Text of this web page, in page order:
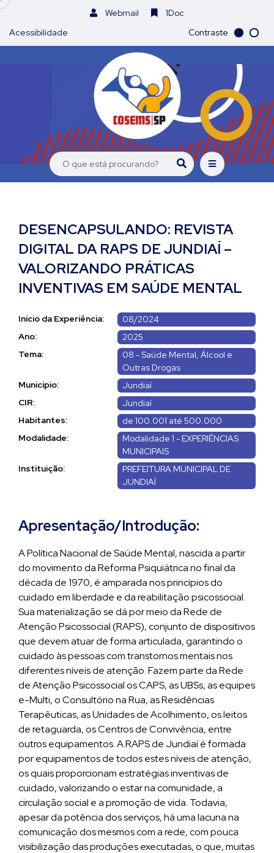
Webmail
1Doc
Acessibilidade
Contraste
DESENCAPSULANDO: REVISTA
DIGITAL DA RAPS DE JUNDIAÍ –
VALORIZANDO PRÁTICAS
INVENTIVAS EM SAÚDE MENTAL
Início da Experiência:
08/2024
Ano:
2025
Tema:
08 - Saúde Mental, Álcool e
Outras Drogas
Município:
Jundiaí
CIR:
Jundiaí
Habitantes:
de 100.001 até 500.000
Modalidade:
Modalidade 1 - EXPERIÊNCIAS
MUNICIPAIS
Instituição:
PREFEITURA MUNICIPAL DE
JUNDIAÍ
Apresentação/Introdução:
A Política Nacional de Saúde Mental, nascida a partir
do movimento da Reforma Psiquiátrica no final da
década de 1970, é amparada nos princípios do
cuidado em liberdade e da reabilitação psicossocial.
Sua materialização se dá por meio da Rede de
Atenção Psicossocial (RAPS), conjunto de dispositivos
que devem atuar de forma articulada, garantindo o
cuidado às pessoas com transtornos mentais nos
diferentes níveis de atenção. Fazem parte da Rede
de Atenção Psicossocial os CAPS, as UBSs, as equipes
e-Multi, o Consultório na Rua, as Residências
Terapêuticas, as Unidades de Acolhimento, os leitos
de retaguarda, os Centros de Convivência, entre
outros equipamentos. A RAPS de Jundiaí é formada
por equipamentos de todos estes níveis de atenção,
os quais proporcionam estratégias inventivas de
cuidado, valorizando o estar na comunidade, a
circulação social e a promoção de vida. Todavia,
apesar da potência dos serviços, há uma lacuna na
comunicação dos mesmos com a rede, com pouca
visibilização das produções executadas, o que, muitas